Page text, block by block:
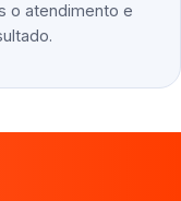
o atendimento e